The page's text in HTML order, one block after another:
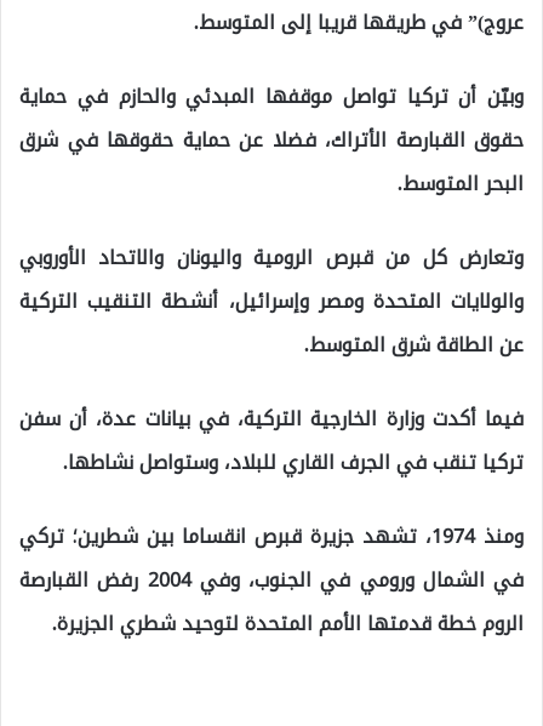
عروج)” في طريقها قريبا إلى المتوسط.
وبيّن أن تركيا تواصل موقفها المبدئي والحازم في حماية
حقوق القبارصة الأتراك، فضلا عن حماية حقوقها في شرق
البحر المتوسط.
وتعارض كل من قبرص الرومية واليونان والاتحاد الأوروبي
والولايات المتحدة ومصر وإسرائيل، أنشطة التنقيب التركية
عن الطاقة شرق المتوسط.
فيما أكدت وزارة الخارجية التركية، في بيانات عدة، أن سفن
تركيا تنقب في الجرف القاري للبلاد، وستواصل نشاطها.
ومنذ 1974، تشهد جزيرة قبرص انقساما بين شطرين؛ تركي
في الشمال ورومي في الجنوب، وفي 2004 رفض القبارصة
الروم خطة قدمتها الأمم المتحدة لتوحيد شطري الجزيرة.